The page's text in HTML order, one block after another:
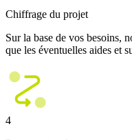
Chiffrage du projet
Sur la base de vos besoins,
que les éventuelles aides et
4